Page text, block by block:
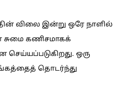
விலை இன்று ஒரே நாளில்
சுமை கணிசமாகக்
செய்யப்படுகிறது. ஒரு
தொடர்ந்து